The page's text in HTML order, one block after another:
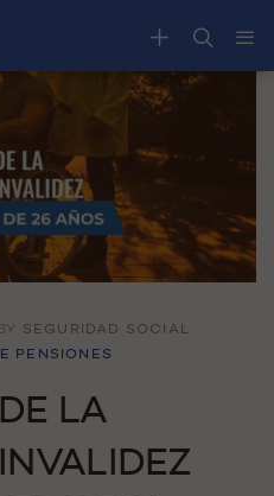
BY SEGURIDAD SOCIAL
PENSIONES
LA